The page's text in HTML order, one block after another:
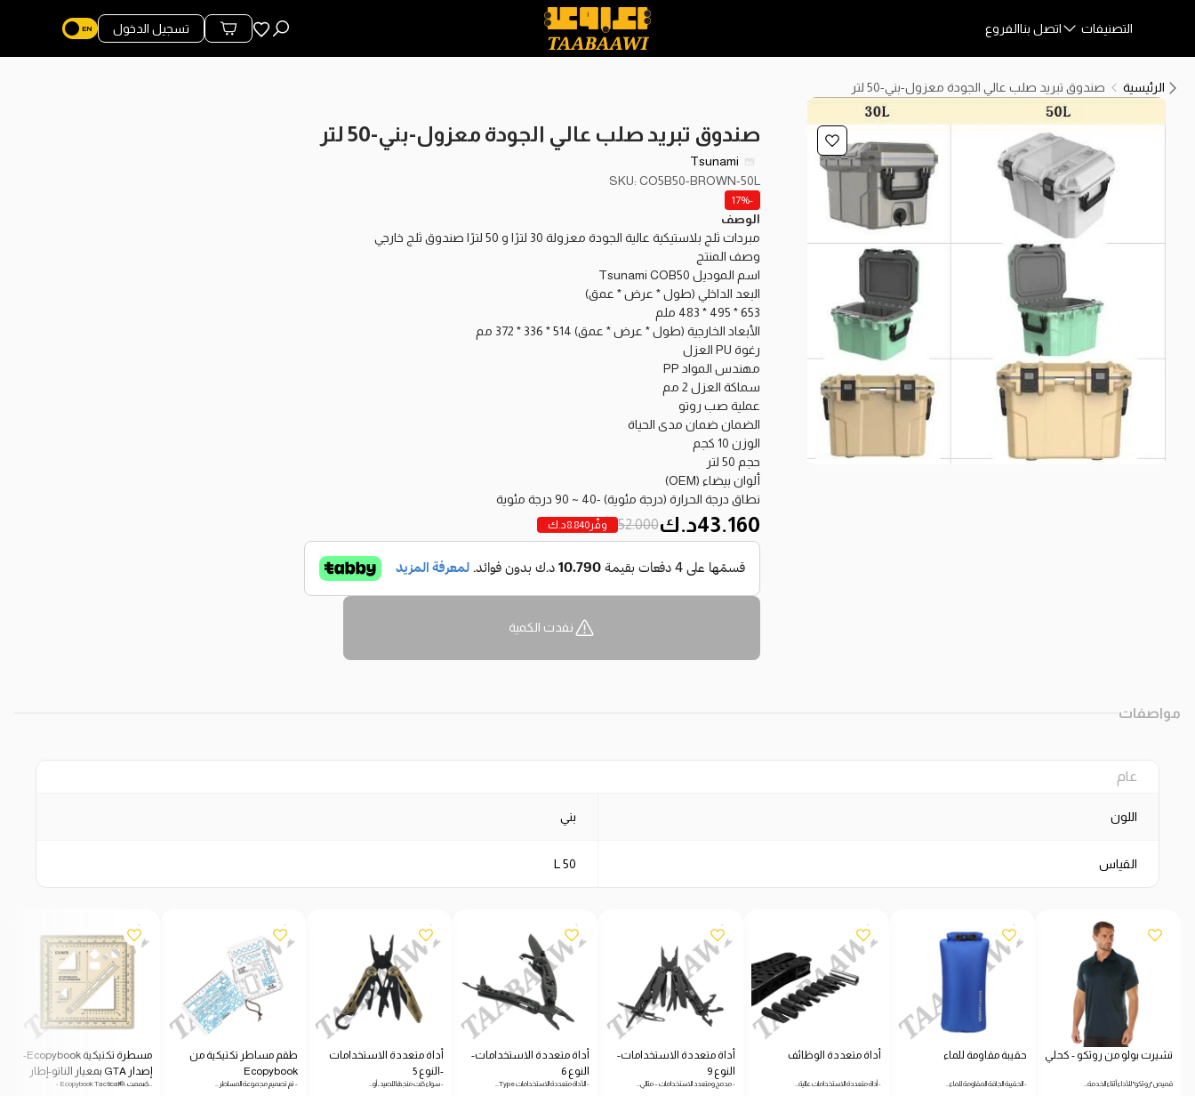
التصنيفات اتصل بناالفروع المفضلة
محتويات السلة
تسجيل الدخول
الرئيسية صندوق تبريد صلب عالي الجودة معزول-بني-50 لتر
صندوق تبريد صلب عالي الجودة معزول-بني-50 لتر
Tsunami
SKU: CO5B50-BROWN-50L
-17%
الوصف
مبردات ثلج بلاستيكية عالية الجودة معزولة 30 لترًا و 50 لترًا صندوق ثلج خارجي
وصف المنتج
اسم الموديل Tsunami COB50
البعد الداخلي (طول * عرض * عمق)
653 * 495 * 483 ملم
الأبعاد الخارجية (طول * عرض * عمق) 514 * 336 * 372 مم
رغوة PU العزل
مهندس المواد PP
سماكة العزل 2 مم
عملية صب روتو
الضمان ضمان مدى الحياة
الوزن 10 كجم
حجم 50 لتر
ألوان بيضاء (OEM)
نطاق درجة الحرارة (درجة مئوية) -40 ~ 90 درجة مئوية
وفّر8.840د.ك 52.000 43.160د.ك
نفدت الكمية
مواصفات
عام
اللون بني
القياس 50 L
تشيرت بولو من روثكو - كحلي
قميص "روثكو" للأداء أثناء الخدمة…
حقيبة مقاومة للماء
- الحقيبة الجافة المقاومة للماء…
أداة متعددة الوظائف
- أداة متعددة الاستخدامات عالية…
أداة متعددة الاستخدامات-
النوع 9
- مدمج ومتعدد الاستخدامات – مثالي…
أداة متعددة الاستخدامات-
النوع 6
- الأداة متعددة الاستخدامات Type…
أداة متعددة الاستخدامات
-النوع 5
- سواء كنت متجهًا للصيد، أو…
طقم مساطر تكتيكية من
Ecopybook
- تم تصميم مجموعة المساطر…
مسطرة تكتيكية Ecopybook-
إصدار GTA بمعيار الناتو-إطار
أزرق